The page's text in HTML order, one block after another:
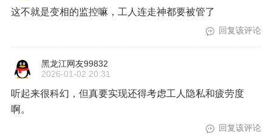
这不就是变相的监控嘛，工人连走神都要被管了
回复该评论
黑龙江网友99832
2026-01-02 20:31
听起来很科幻，但真要实现还得考虑工人隐私和疲劳度
啊。
回复该评论